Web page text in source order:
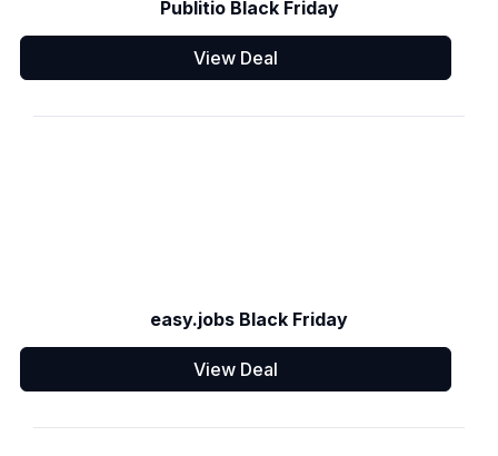
Publitio Black Friday
View Deal
easy.jobs Black Friday
View Deal